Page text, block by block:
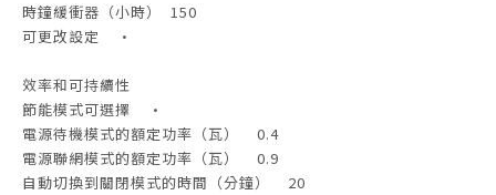
時鐘緩衝器（小時） 150
可更改設定 •
效率和可持續性
節能模式可選擇 •
電源待機模式的額定功率（瓦） 0.4
電源聯網模式的額定功率（瓦） 0.9
自動切換到關閉模式的時間（分鐘） 20